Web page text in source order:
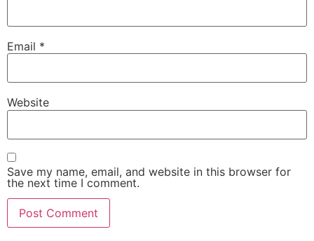
Email *
Website
Save my name, email, and website in this browser for
the next time I comment.